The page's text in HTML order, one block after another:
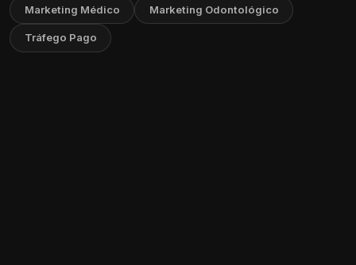
Marketing Médico Marketing Odontológico
Tráfego Pago